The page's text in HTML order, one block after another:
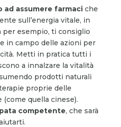
ad assumere farmaci che
sull’energia vitale, in
per esempio, ti consiglio
in campo delle azioni per
Metti in pratica tutti i
a innalzare la vitalità
prodotti naturali
proprie delle
quella cinese).
competente, che sarà